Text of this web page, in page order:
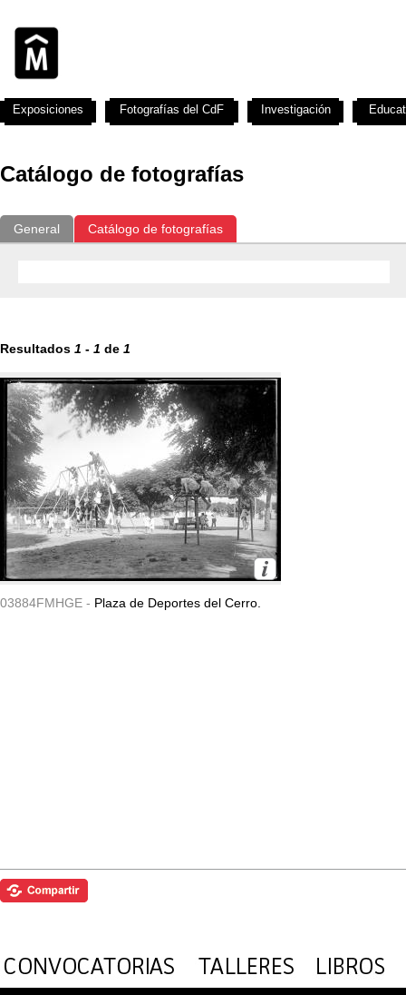
Catálogo de fotografías
General Catálogo de fotografías
Resultados 1 - 1 de 1
03884FMHGE - Plaza de Deportes del Cerro.
Exposiciones Fotografías del CdF Investigación